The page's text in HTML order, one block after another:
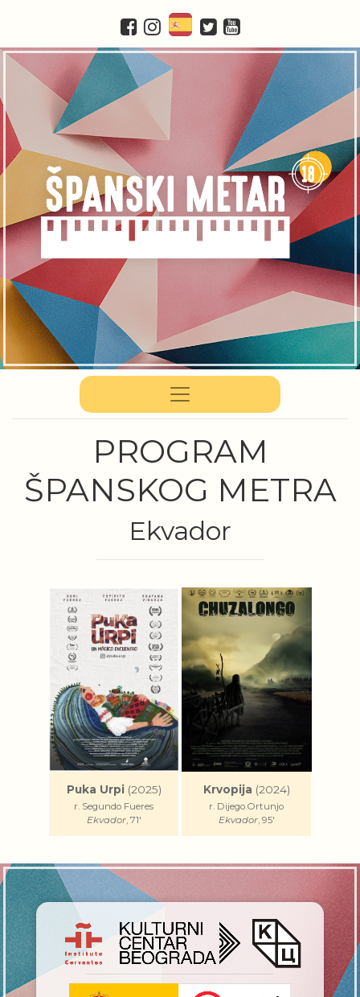
PROGRAM
ŠPANSKOG METRA
Ekvador
Puka Urpi(2025)
r. Segundo Fueres
Ekvador, 71'
Krvopija (2024)
r. Dijego Ortunjo
Ekvador, 95'